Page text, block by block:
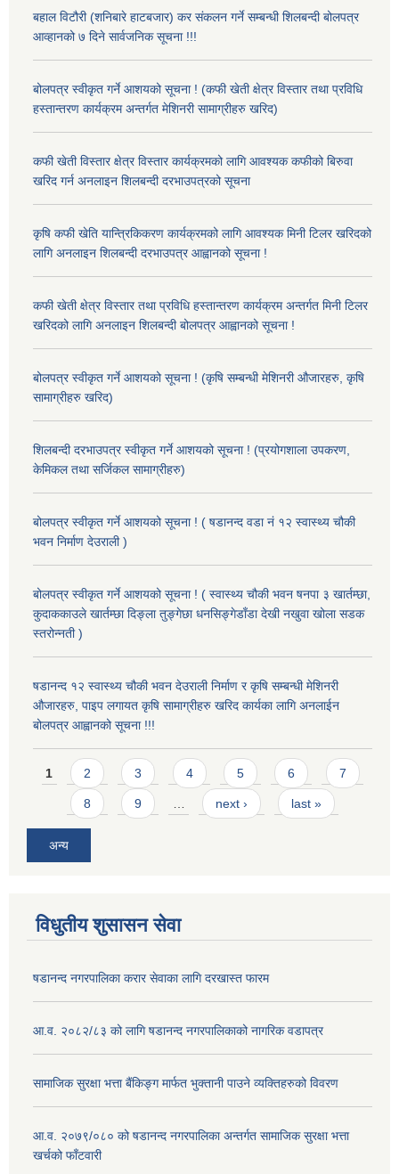
बहाल विटौरी (शनिबारे हाटबजार) कर संकलन गर्ने सम्बन्धी शिलबन्दी बोलपत्र
आव्हानको ७ दिने सार्वजनिक सूचना !!!
बोलपत्र स्वीकृत गर्ने आशयको सूचना ! (कफी खेती क्षेत्र विस्तार तथा प्रविधि
हस्तान्तरण कार्यक्रम अन्तर्गत मेशिनरी सामाग्रीहरु खरिद)
कफी खेती विस्तार क्षेत्र विस्तार कार्यक्रमको लागि आवश्यक कफीको बिरुवा
खरिद गर्न अनलाइन शिलबन्दी दरभाउपत्रको सूचना
कृषि कफी खेति यान्त्रिकिकरण कार्यक्रमको लागि आवश्यक मिनी टिलर खरिदको
लागि अनलाइन शिलबन्दी दरभाउपत्र आह्वानको सूचना !
कफी खेती क्षेत्र विस्तार तथा प्रविधि हस्तान्तरण कार्यक्रम अन्तर्गत मिनी टिलर
खरिदको लागि अनलाइन शिलबन्दी बोलपत्र आह्वानको सूचना !
बोलपत्र स्वीकृत गर्ने आशयको सूचना ! (कृषि सम्बन्धी मेशिनरी औजारहरु, कृषि
सामाग्रीहरु खरिद)
शिलबन्दी दरभाउपत्र स्वीकृत गर्ने आशयको सूचना ! (प्रयोगशाला उपकरण,
केमिकल तथा सर्जिकल सामाग्रीहरु)
बोलपत्र स्वीकृत गर्ने आशयको सूचना ! ( षडानन्द वडा नं १२ स्वास्थ्य चौकी
भवन निर्माण देउराली )
बोलपत्र स्वीकृत गर्ने आशयको सूचना ! ( स्वास्थ्य चौकी भवन षनपा ३ खार्तम्छा,
कुदाककाउले खार्तम्छा दिङ्ला तुङ्गेछा धनसिङ्गेडाँडा देखी नखुवा खोला सडक
स्तरोन्नती )
षडानन्द १२ स्वास्थ्य चौकी भवन देउराली निर्माण र कृषि सम्बन्धी मेशिनरी
औजारहरु, पाइप लगायत कृषि सामाग्रीहरु खरिद कार्यका लागि अनलाईन
बोलपत्र आह्वानको सूचना !!!
Pages
1 2 3 4 5 6 7
8 9 … next › last »
अन्य
विधुतीय शुसासन सेवा
षडानन्द नगरपालिका करार सेवाका लागि दरखास्त फारम
आ.व. २०८२/८३ को लागि षडानन्द नगरपालिकाको नागरिक वडापत्र
सामाजिक सुरक्षा भत्ता बैंकिङ्ग मार्फत भुक्तानी पाउने व्यक्तिहरुको विवरण
आ.व. २०७९/०८० को षडानन्द नगरपालिका अन्तर्गत सामाजिक सुरक्षा भत्ता
खर्चको फाँटवारी